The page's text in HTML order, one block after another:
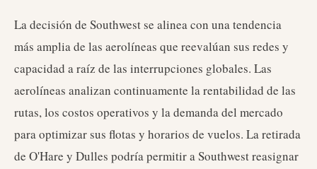
La decisión de Southwest se alinea con una tendencia
más amplia de las aerolíneas que reevalúan sus redes y
capacidad a raíz de las interrupciones globales. Las
aerolíneas analizan continuamente la rentabilidad de las
rutas, los costos operativos y la demanda del mercado
para optimizar sus flotas y horarios de vuelos. La retirada
de O'Hare y Dulles podría permitir a Southwest reasignar